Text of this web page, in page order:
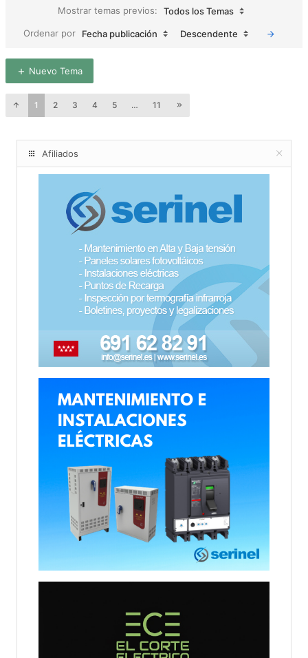
Mostrar temas previos:
Todos los Temas
Ordenar por
Fecha publicación Descendente
Nuevo Tema
1 2 3 4 5 … 11
Afiliados